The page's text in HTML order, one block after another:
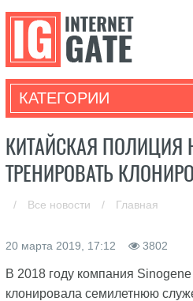
КАТЕГОРИИ
КИТАЙСКАЯ ПОЛИЦИЯ
ТРЕНИРОВАТЬ
/ Все новости / Главная
20 марта 2019, 17:12 3802
В 2018 году компания
клонировала семилетнюю